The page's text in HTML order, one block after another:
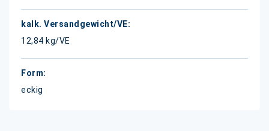
12,84 kg/VE
eckig